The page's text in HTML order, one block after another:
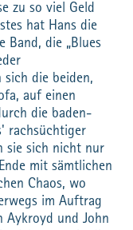
zu so viel Geld
hat Hans die
Band, die „Blues
sich die beiden,
auf einen
die baden-
rachsüchtiger
sie sich nicht nur
mit sämtlichen
Chaos, wo
im Auftrag
Aykroyd und John